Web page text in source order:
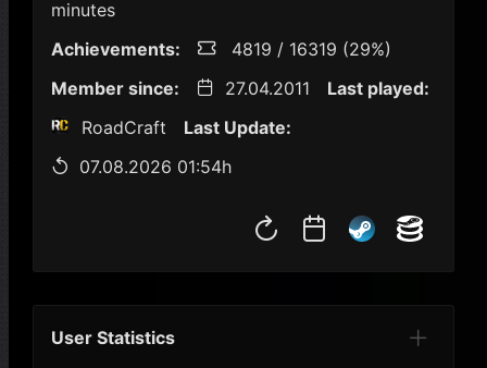
minutes
Achievements:
4819 / 16319 (29%)
Member since:
27.04.2011
Last played:
RoadCraft
Last Update:
07.08.2026 01:54h
User Statistics